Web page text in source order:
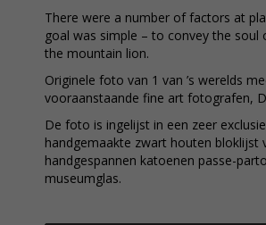
There were a number of factors at
goal was simple – to convey the soul
the mountain lion.
Originele foto van 1 van ’s werelds
vooraanstaande fine art fotografen,
De foto is ingelijst in een zeer
handgemaakte zwart houten bloklijst
handgespannen katoenen passe-
museumglas.